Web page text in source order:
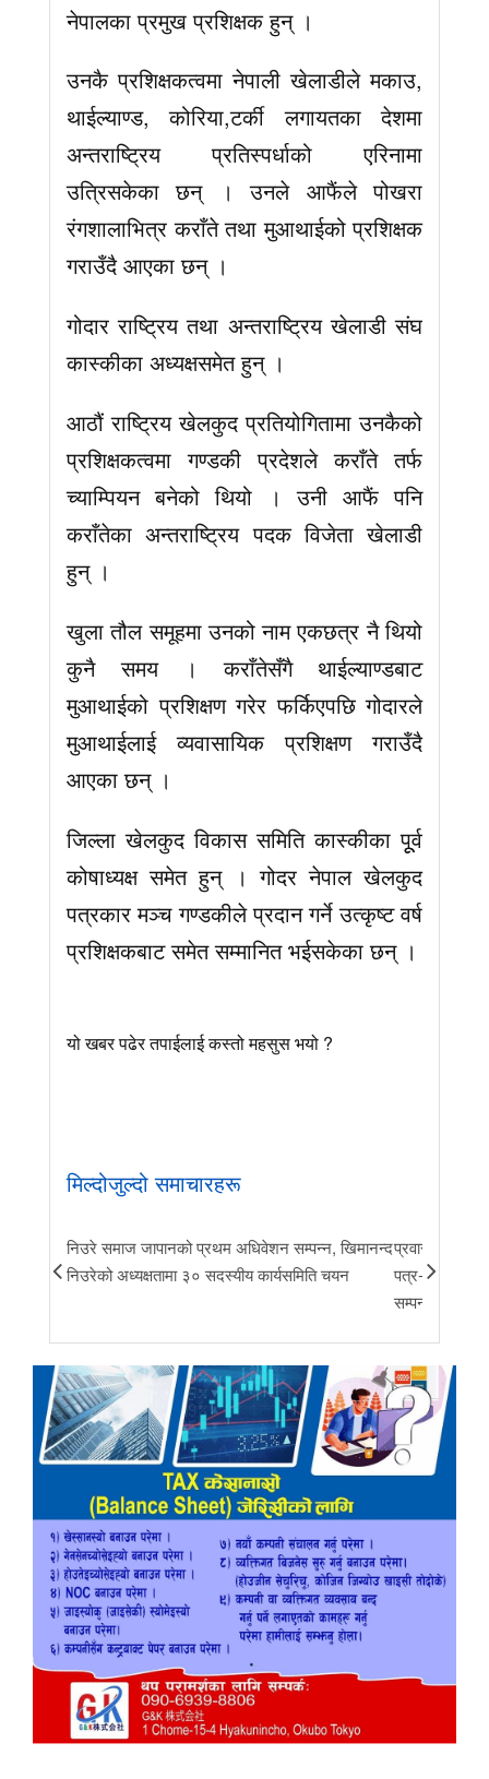
नेपालका प्रमुख प्रशिक्षक हुन् ।
उनकै प्रशिक्षकत्वमा नेपाली खेलाडीले मकाउ,
थाईल्याण्ड, कोरिया,टर्की लगायतका देशमा
अन्तराष्ट्रिय प्रतिस्पर्धाको एरिनामा
उत्रिसकेका छन् । उनले आफैंले पोखरा
रंगशालाभित्र कराँते तथा मुआथाईको प्रशिक्षक
गराउँदै आएका छन् ।
गोदार राष्ट्रिय तथा अन्तराष्ट्रिय खेलाडी संघ
कास्कीका अध्यक्षसमेत हुन् ।
आठौं राष्ट्रिय खेलकुद प्रतियोगितामा उनकैको
प्रशिक्षकत्वमा गण्डकी प्रदेशले कराँते तर्फ
च्याम्पियन बनेको थियो । उनी आफैं पनि
कराँतेका अन्तराष्ट्रिय पदक विजेता खेलाडी
हुन् ।
खुला तौल समूहमा उनको नाम एकछत्र नै थियो
कुनै समय । कराँतेसँगै थाईल्याण्डबाट
मुआथाईको प्रशिक्षण गरेर फर्किएपछि गोदारले
मुआथाईलाई व्यवासायिक प्रशिक्षण गराउँदै
आएका छन् ।
जिल्ला खेलकुद विकास समिति कास्कीका पूूर्व
कोषाध्यक्ष समेत हुन् । गोदर नेपाल खेलकुद
पत्रकार मञ्च गण्डकीले प्रदान गर्ने उत्कृष्ट वर्ष
प्रशिक्षकबाट समेत सम्मानित भईसकेका छन् ।
यो खबर पढेर तपाईलाई कस्तो महसुस भयो ?
मिल्दोजुल्दो समाचारहरू
निउरे समाज जापानको प्रथम अधिवेशन सम्पन्न, खिमानन्द
निउरेको अध्यक्षतामा ३० सदस्यीय कार्यसमिति चयन
प्रवास र
पत्र-२०२६
सम्पन्न